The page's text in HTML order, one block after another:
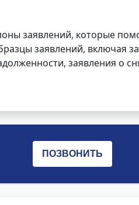
заявлений, которые
заявлений, включая
заявления о